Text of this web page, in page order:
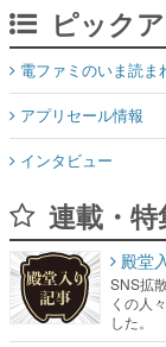
ピック
電ファミのいま読
アプリセール情報
インタビュー
連載・
殿堂
SNS拡
くの人
した。